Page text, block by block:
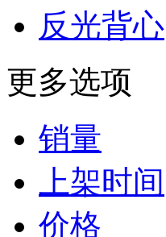
反光背心
更多选项
销量
上架时间
价格